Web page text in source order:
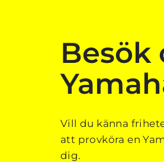
Besök
Vill du känna
att provköra en
dig.